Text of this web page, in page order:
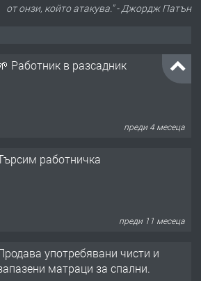
от онзи, който атакува." - Джордж Патън
Работник в разсадник
преди 4 месеца
работничка
преди 11 месеца
употребявани чисти и
матраци за спални.